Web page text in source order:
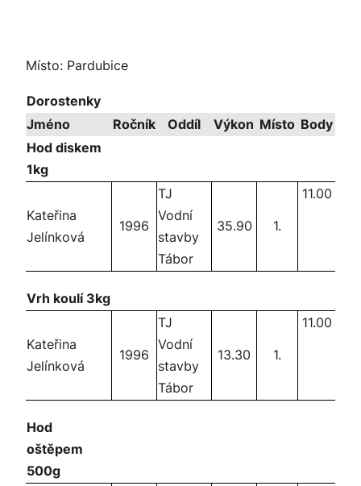
Místo: Pardubice
Dorostenky
Jméno
Ročník Oddíl Výkon Místo Body
Hod diskem
1kg
Kateřina
Jelínková
1996
TJ
Vodní
stavby
Tábor
35.90 1.
11.00
Vrh koulí 3kg
Kateřina
Jelínková
1996
TJ
Vodní
stavby
Tábor
13.30 1.
11.00
Hod
oštěpem
500g